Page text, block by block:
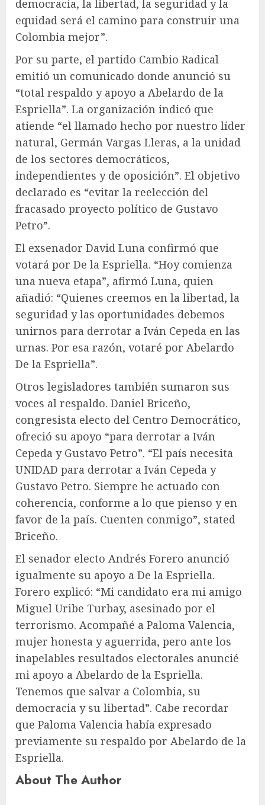
democracia, la libertad, la seguridad y la
equidad será el camino para construir una
Colombia mejor”.
Por su parte, el partido Cambio Radical
emitió un comunicado donde anunció su
“total respaldo y apoyo a Abelardo de la
Espriella”. La organización indicó que
atiende “el llamado hecho por nuestro líder
natural, Germán Vargas Lleras, a la unidad
de los sectores democráticos,
independientes y de oposición”. El objetivo
declarado es “evitar la reelección del
fracasado proyecto político de Gustavo
Petro”.
El exsenador David Luna confirmó que
votará por De la Espriella. “Hoy comienza
una nueva etapa”, afirmó Luna, quien
añadió: “Quienes creemos en la libertad, la
seguridad y las oportunidades debemos
unirnos para derrotar a Iván Cepeda en las
urnas. Por esa razón, votaré por Abelardo
De la Espriella”.
Otros legisladores también sumaron sus
voces al respaldo. Daniel Briceño,
congresista electo del Centro Democrático,
ofreció su apoyo “para derrotar a Iván
Cepeda y Gustavo Petro”. “El país necesita
UNIDAD para derrotar a Iván Cepeda y
Gustavo Petro. Siempre he actuado con
coherencia, conforme a lo que pienso y en
favor de la país. Cuenten conmigo”, stated
Briceño.
El senador electo Andrés Forero anunció
igualmente su apoyo a De la Espriella.
Forero explicó: “Mi candidato era mi amigo
Miguel Uribe Turbay, asesinado por el
terrorismo. Acompañé a Paloma Valencia,
mujer honesta y aguerrida, pero ante los
inapelables resultados electorales anuncié
mi apoyo a Abelardo de la Espriella.
Tenemos que salvar a Colombia, su
democracia y su libertad”. Cabe recordar
que Paloma Valencia había expresado
previamente su respaldo por Abelardo de la
Espriella.
About The Author